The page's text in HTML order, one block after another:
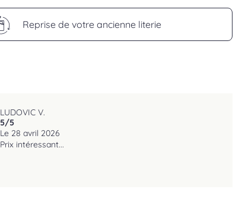
Reprise de votre ancienne literie
5/5
Le 28 avril 2026
Prix intéressant...
LUDOVIC V.